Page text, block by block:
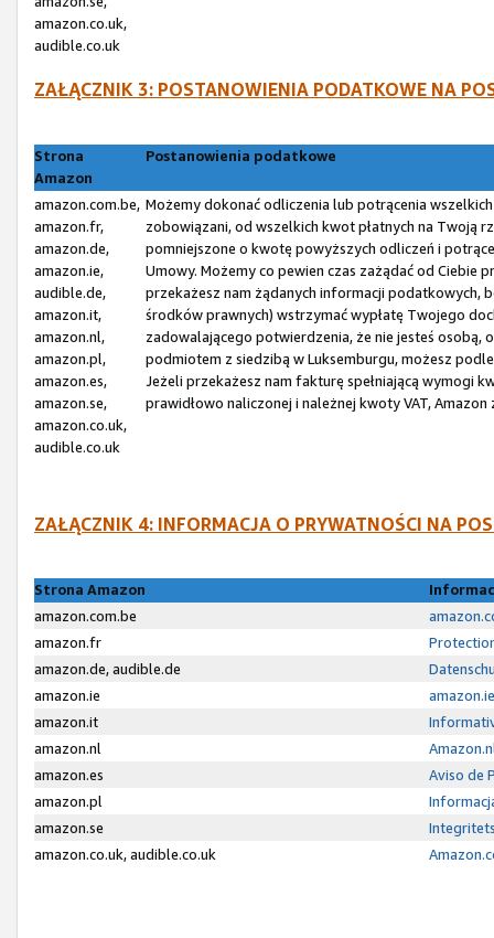
amazon.co.uk,
audible.co.uk
ZAŁĄCZNIK 3: POSTANOWIENIA PODATKOWE NA
Strona
Amazon
Postanowienia podatkowe
amazon.com.be,
amazon.fr,
amazon.de,
amazon.ie,
audible.de,
amazon.it,
amazon.nl,
amazon.pl,
amazon.es,
amazon.se,
amazon.co.uk,
audible.co.uk
Możemy dokonać odliczenia lub potrącenia
zobowiązani, od wszelkich kwot płatnych na Twoją
pomniejszone o kwotę powyższych odliczeń i
Umowy. Możemy co pewien czas zażądać od Ciebie
przekażesz nam żądanych informacji podatkowych,
środków prawnych) wstrzymać wypłatę Twojego
zadowalającego potwierdzenia, że nie jesteś
podmiotem z siedzibą w Luksemburgu, możesz
Jeżeli przekażesz nam fakturę spełniającą wymogi
prawidłowo naliczonej i należnej kwoty VAT,
ZAŁĄCZNIK 4: INFORMACJA O PRYWATNOŚCI NA
Strona Amazon
amazon.com.be
amazon.fr
amazon.de, audible.de
amazon.ie
amazon.it
amazon.nl
amazon.es
Aviso de
amazon.pl
amazon.se
amazon.co.uk, audible.co.uk